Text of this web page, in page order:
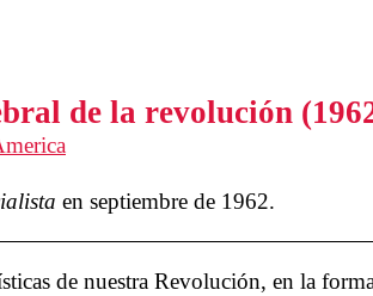
de la revolución
en septiembre de 1962.
de nuestra Revolución, en la